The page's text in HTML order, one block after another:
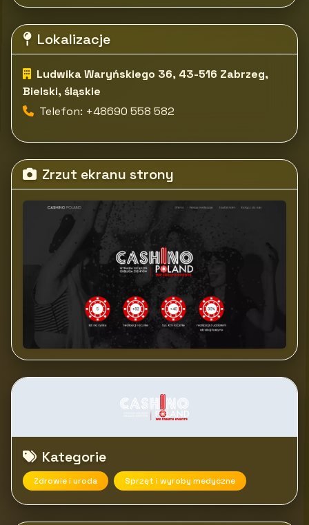
Lokalizacje
Ludwika Waryńskiego 36, 43-516 Zabrzeg,
Bielski, śląskie
Telefon: +48690 558 582
Zrzut ekranu strony
Kategorie
Zdrowie i uroda Sprzęt i wyroby medyczne